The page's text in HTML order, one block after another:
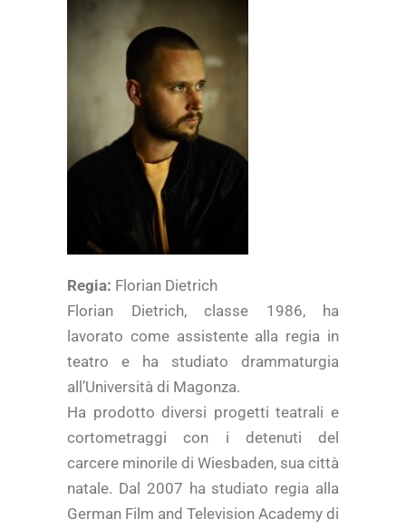
Regia: Florian Dietrich
Florian Dietrich, classe 1986, ha
lavorato come assistente alla regia in
teatro e ha studiato drammaturgia
all’Università di Magonza.
Ha prodotto diversi progetti teatrali e
cortometraggi con i detenuti del
carcere minorile di Wiesbaden, sua città
natale. Dal 2007 ha studiato regia alla
German Film and Television Academy di